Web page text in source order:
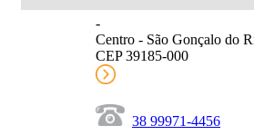
-
Centro - São Gonçalo do
CEP 39185-000
38 99971-4456